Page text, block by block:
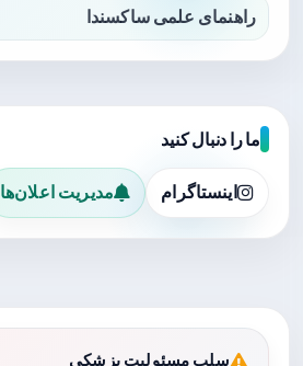
راهنمای علمی ساکسندا
ما را دنبال کنید
اینستاگرام مدیریت اعلان‌ها
سلب مسئولیت پزشکی